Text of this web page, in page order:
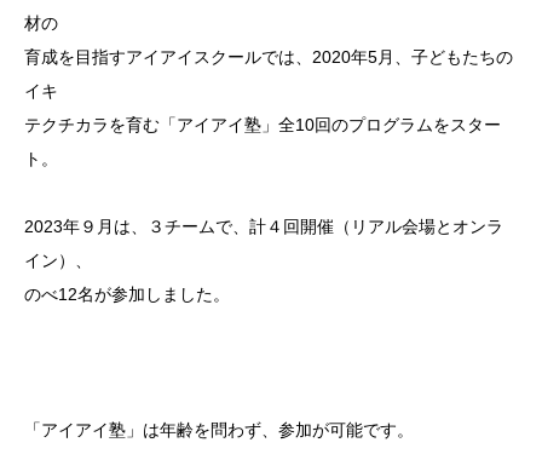
材の
育成を目指すアイアイスクールでは、2020年5月、子どもたちの
イキ
テクチカラを育む「アイアイ塾」全10回のプログラムをスター
ト。
2023年９月は、３チームで、計４回開催（リアル会場とオンラ
イン）、
のべ12名が参加しました。
「アイアイ塾」は年齢を問わず、参加が可能です。